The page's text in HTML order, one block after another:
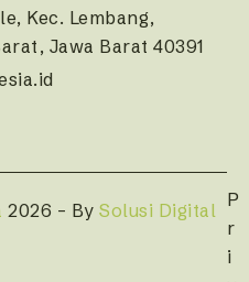
Kec. Lembang,
Jawa Barat 40391
2026 – By Solusi Digital P
r
i